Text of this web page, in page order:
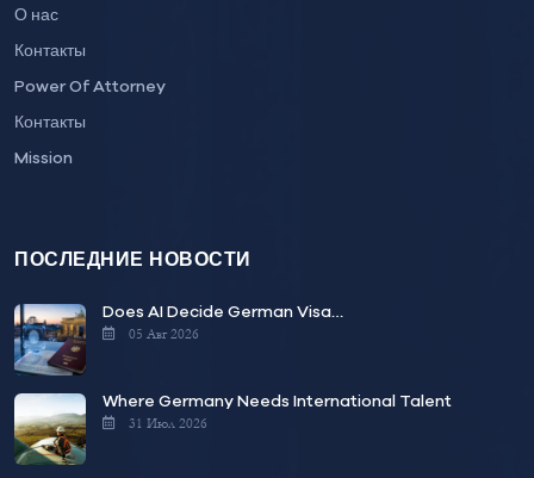
О нас
Контакты
Power Of Attorney
Контакты
Mission
ПОСЛЕДНИЕ НОВОСТИ
Does AI Decide German Visa…
05 Авг 2026
Where Germany Needs International Talent
31 Июл 2026